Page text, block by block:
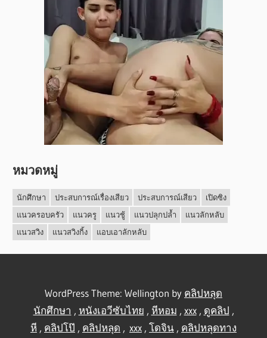
หมวดหมู่
นักศึกษา ประสบการณ์เรื่องเสียว ประสบการณ์เสียว
เปิดซิง
แนวครอบครัว
แนวครู แนวชู้ แนวปลุกปล้ำ
แนวลักหลับ
แนวสวิง
แนวสวิงกิ้ง แอบเอาลักหลับ
WordPress Theme: Wellington by คลิปหลุด
นักศึกษา , หนังเอวีซับไทย , หีหอม , xxx, ดูคลิป ,
หี , คลิปโป๊ , คลิปหลุด , xxx , โดจิน , คลิปหลุดทาง